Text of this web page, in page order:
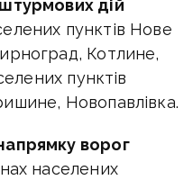
дій
пунктів Нове
Котлине,
пунктів
Новопавлівка.
ворог
населених